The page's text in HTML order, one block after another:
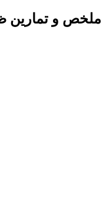
ملخص و تمارين